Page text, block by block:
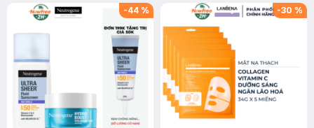
-44 % -30 %